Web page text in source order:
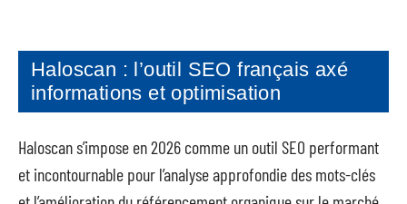
Haloscan : l’outil SEO français axé
informations et optimisation
Haloscan s’impose en 2026 comme un outil SEO performant
et incontournable pour l’analyse approfondie des mots-clés